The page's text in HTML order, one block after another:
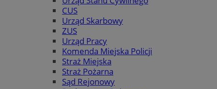
CUS
Urząd Skarbowy
ZUS
Urząd Pracy
Komenda Miejska Policji
Straż Miejska
Straż Pożarna
Sąd Rejonowy